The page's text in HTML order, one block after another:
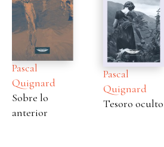
Pascal
Quignard
Sobre lo
anterior
Pascal
Quignard
Tesoro oculto